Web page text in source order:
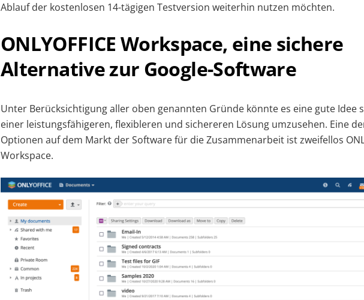
Ablauf der kostenlosen 14-tägigen Testversion weiterhin nutzen möchten.
ONLYOFFICE Workspace, eine sichere
Alternative zur Google-Software
Unter Berücksichtigung aller oben genannten Gründe könnte es eine gute Idee
einer leistungsfähigeren, flexibleren und sichereren Lösung umzusehen. Eine
Optionen auf dem Markt der Software für die Zusammenarbeit ist zweifellos
Workspace.